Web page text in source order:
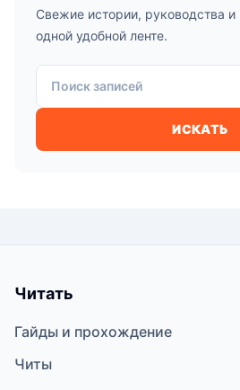
Свежие истории, руководства и
одной удобной ленте.
Поиск записей
ИСКАТЬ
Читать
Гайды и прохождение
Читы